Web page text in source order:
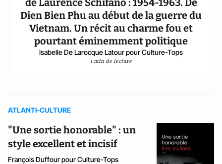
de Laurence Schifano : 1954-1963. De
Dien Bien Phu au début de la guerre du
Vietnam. Un récit au charme fou et
pourtant éminemment politique
Isabelle De Larocque Latour pour Culture-Tops
1 min de lecture
ATLANTI-CULTURE
"Une sortie honorable" : un
style excellent et incisif
François Duffour pour Culture-Tops